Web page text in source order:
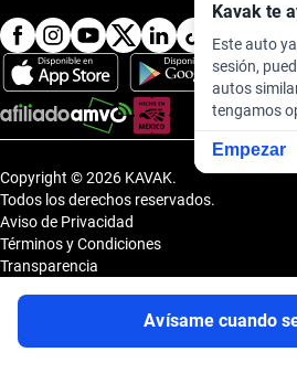
Avísame cuando
Kavak te
Este auto
sesión,
autos
tengamos
Empezar
Copyright © 2026 KAVAK.
Todos los derechos reservados.
Aviso de Privacidad
Términos y Condiciones
Transparencia
Uvi Tech, S.A.P.I. de C.V., Carretera